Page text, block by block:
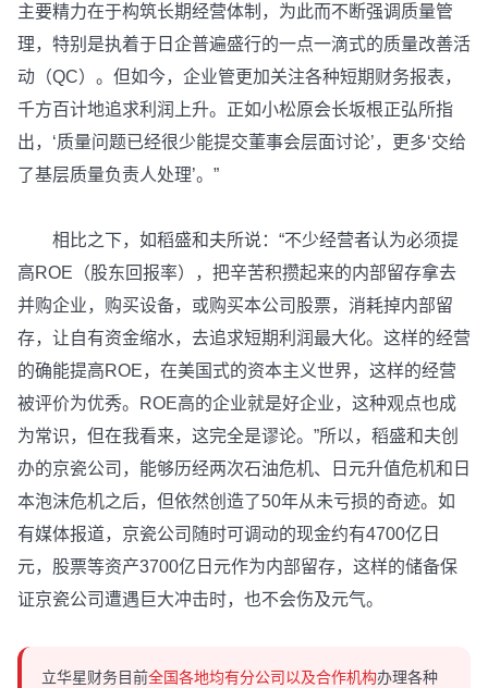
主要精力在于构筑长期经营体制，为此而不断强调质量管
理，特别是执着于日企普遍盛行的一点一滴式的质量改善活
动（QC）。但如今，企业管更加关注各种短期财务报表，
千方百计地追求利润上升。正如小松原会长坂根正弘所指
出，‘质量问题已经很少能提交董事会层面讨论’，更多‘交给
了基层质量负责人处理’。”
相比之下，如稻盛和夫所说：“不少经营者认为必须提
高ROE（股东回报率），把辛苦积攒起来的内部留存拿去
并购企业，购买设备，或购买本公司股票，消耗掉内部留
存，让自有资金缩水，去追求短期利润最大化。这样的经营
的确能提高ROE，在美国式的资本主义世界，这样的经营
被评价为优秀。ROE高的企业就是好企业，这种观点也成
为常识，但在我看来，这完全是谬论。”所以，稻盛和夫创
办的京瓷公司，能够历经两次石油危机、日元升值危机和日
本泡沫危机之后，但依然创造了50年从未亏损的奇迹。如
有媒体报道，京瓷公司随时可调动的现金约有4700亿日
元，股票等资产3700亿日元作为内部留存，这样的储备保
证京瓷公司遭遇巨大冲击时，也不会伤及元气。
立华星财务目前全国各地均有分公司以及合作机构办理各种